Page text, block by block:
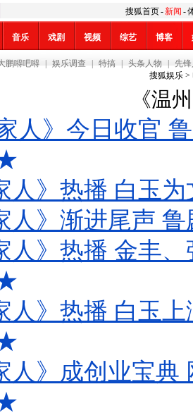
搜狐首页-新闻 -
音乐 戏剧 视频 综艺 博客
鹏嘚吧嘚 娱乐调查 特搞 头条人物
先
搜狐娱乐 >
《温
人》今日收官
人》热播 白玉
人》渐进尾声
人》热播 金丰
人》热播 白玉
人》成创业宝